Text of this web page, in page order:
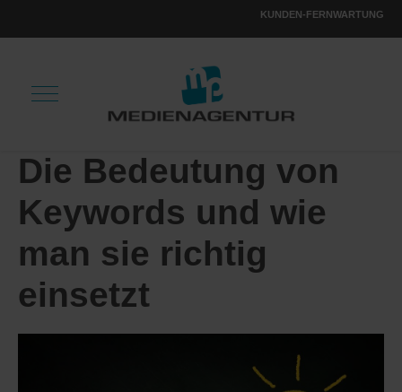
KUNDEN-FERNWARTUNG
Die Bedeutung von
Keywords und wie
man sie richtig
einsetzt